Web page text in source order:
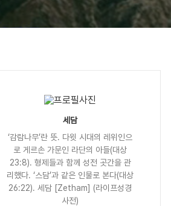
세담
‘감람나무’란 뜻. 다윗 시대의 레위인으
로 게르손 가문인 라단의 아들(대상
23:8). 형제들과 함께 성전 곳간을 관
리했다. ‘스담’과 같은 인물로 본다(대상
26:22). 세담 [Zetham] (라이프성경
사전)